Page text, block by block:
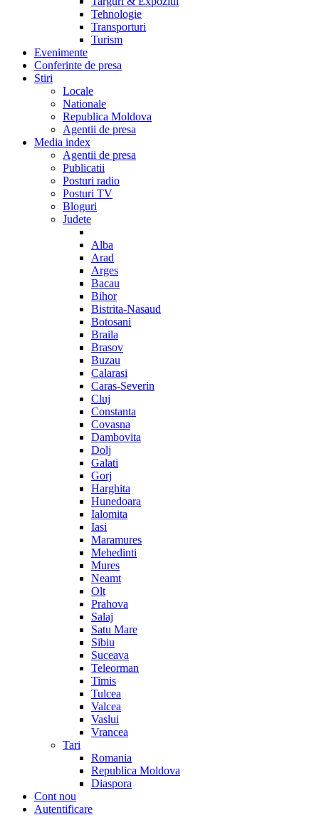
Tehnologie
Transporturi
Turism
Evenimente
Conferinte de presa
Stiri
Locale
Nationale
Republica Moldova
Agentii de presa
Media index
Agentii de presa
Publicatii
Posturi radio
Posturi TV
Bloguri
Judete
Alba
Arad
Arges
Bacau
Bihor
Bistrita-Nasaud
Botosani
Braila
Brasov
Buzau
Calarasi
Caras-Severin
Cluj
Constanta
Covasna
Dambovita
Dolj
Galati
Gorj
Harghita
Hunedoara
Ialomita
Iasi
Maramures
Mehedinti
Mures
Neamt
Olt
Prahova
Salaj
Satu Mare
Sibiu
Suceava
Teleorman
Timis
Tulcea
Valcea
Vaslui
Vrancea
Tari
Romania
Republica Moldova
Diaspora
Cont nou
Autentificare